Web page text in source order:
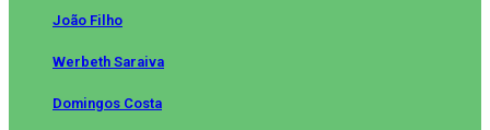
João Filho
Werbeth Saraiva
Domingos Costa